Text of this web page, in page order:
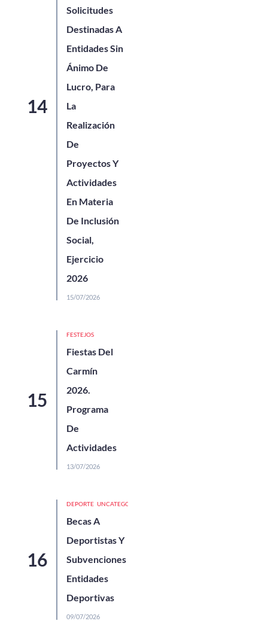
Solicitudes
Destinadas A
Entidades Sin
Ánimo De
Lucro, Para
La
Realización
De
Proyectos Y
Actividades
En Materia
De Inclusión
Social,
Ejercicio
2026
15/07/2026
FESTEJOS
Fiestas Del
Carmín
2026.
Programa
De
Actividades
13/07/2026
DEPORTE UNCATEGORIZED
Becas A
Deportistas Y
Subvenciones A
Entidades
Deportivas
09/07/2026